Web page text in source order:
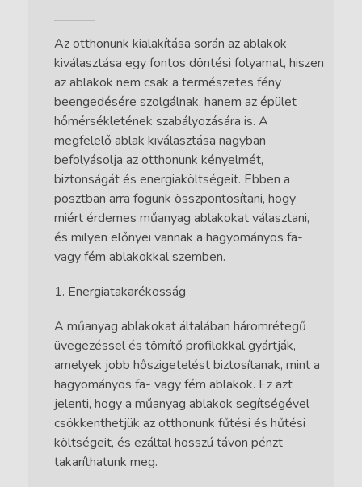
Az otthonunk kialakítása során az ablakok
kiválasztása egy fontos döntési folyamat, hiszen
az ablakok nem csak a természetes fény
beengedésére szolgálnak, hanem az épület
hőmérsékletének szabályozására is. A
megfelelő ablak kiválasztása nagyban
befolyásolja az otthonunk kényelmét,
biztonságát és energiaköltségeit. Ebben a
posztban arra fogunk összpontosítani, hogy
miért érdemes műanyag ablakokat választani,
és milyen előnyei vannak a hagyományos fa-
vagy fém ablakokkal szemben.
Energiatakarékosság
A műanyag ablakokat általában háromrétegű
üvegezéssel és tömítő profilokkal gyártják,
amelyek jobb hőszigetelést biztosítanak, mint a
hagyományos fa- vagy fém ablakok. Ez azt
jelenti, hogy a műanyag ablakok segítségével
csökkenthetjük az otthonunk fűtési és hűtési
költségeit, és ezáltal hosszú távon pénzt
takaríthatunk meg.